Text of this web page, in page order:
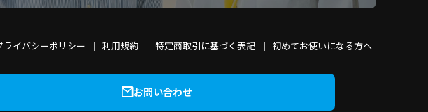
ライバシーポリシー 利用規約 特定商取引に基づく表記 初めてお使いになる方へ
お問い合わせ